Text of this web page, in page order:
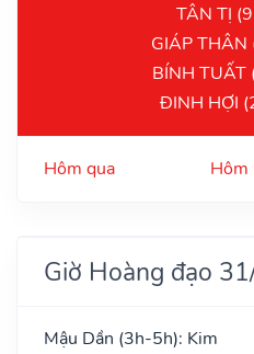
TÂN TỊ
GIÁP
BÍNH
ĐINH HỢI
Hôm qua Hôm
Giờ Hoàng đạo
Mậu Dần (3h-5h): Kim